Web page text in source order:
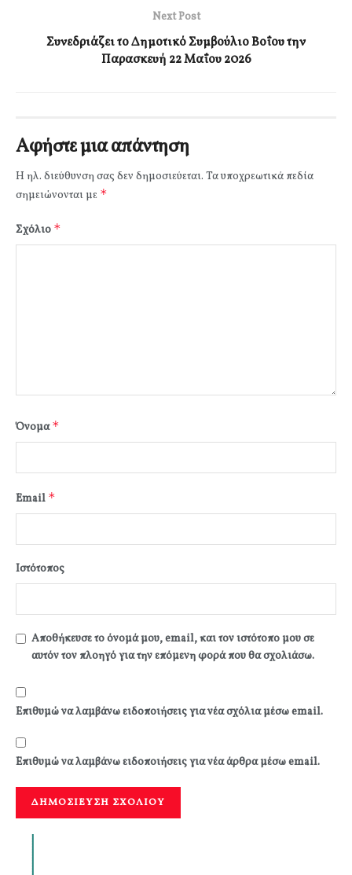
Next Post
Συνεδριάζει το Δημοτικό Συμβούλιο Βοΐου την
Παρασκευή 22 Μαΐου 2026
Αφήστε μια απάντηση
Η ηλ. διεύθυνση σας δεν δημοσιεύεται. Τα υποχρεωτικά πεδία
σημειώνονται με *
Σχόλιο *
Όνομα*
Email *
Ιστότοπος
Αποθήκευσε το όνομά μου, email, και τον ιστότοπο μου σε
αυτόν τον πλοηγό για την επόμενη φορά που θα σχολιάσω.
Επιθυμώ να λαμβάνω ειδοποιήσεις για νέα σχόλια μέσω email.
Επιθυμώ να λαμβάνω ειδοποιήσεις για νέα άρθρα μέσω email.